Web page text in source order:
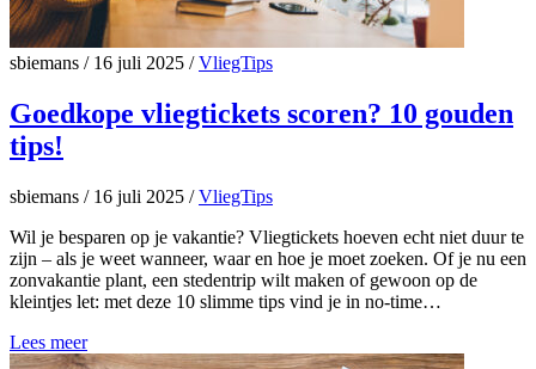
sbiemans /16 juli 2025 / VliegTips
Goedkope vliegtickets scoren? 10 gouden
tips!
sbiemans /16 juli 2025 / VliegTips
Wil je besparen op je vakantie? Vliegtickets hoeven echt niet duur te
zijn – als je weet wanneer, waar en hoe je moet zoeken. Of je nu een
zonvakantie plant, een stedentrip wilt maken of gewoon op de
kleintjes let: met deze 10 slimme tips vind je in no-time…
Lees meer